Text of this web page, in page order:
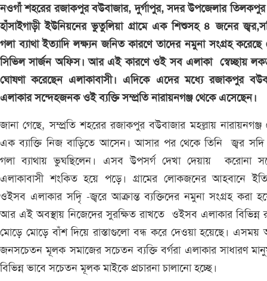
নওগাঁ শহরের রজাকপুর বউবাজার, দুর্গাপুর, সদর উপজেলার
হাঁসাইগাড়ী ইউনিয়নের ভুতুলিয়া গ্রামে এক শিশুসহ ৪ জনের
গলা ব্যাথা ইত্যাদি লক্ষ্যন জনিত কারণে তাদের নমুনা সংগ্রহ করেছে
সিভিল সার্জন অফিস। আর এই কারণে ওই সব এলাকা স্বেচ্ছায়
ঘোষণা করেছেন এলাকাবাসী। এদিকে এদের মধ্যে রজাকপুর
এলাকার সন্দেহজনক ওই ব্যক্তি সম্প্রতি নারায়নগঞ্জ থেকে এসেছেন।
জানা গেছে, সম্প্রতি শহরের রজাকপুর বউবাজার মহল্লায় নারায়নগঞ্জ
এক ব্যাক্তি নিজ বাড়িতে আসেন। আসার পর থেকে তিনি জ্বর
গলা ব্যাথায় ভুঘছিলেন। এসব উপসর্গ দেখা দেয়ায় করোনা
এলাকাবাসী শংকিত হয়ে পড়ে। গ্রামের লোকজনের আহবানে
ওইসব এলাকার সদিৃ -জ্বরে আক্রান্ত ব্যক্তিদের নমুনা সংগ্রহ করা
আর এই অবস্থায় নিজেদের সুরক্ষিত রাখতে ওইসব এলাকার বিভিন্ন
মোড়ে মোড়ে বাঁশ দিয়ে রাস্তাগুলো বন্ধ করে দেওয়া হয়েছে।
জনসচেতন মূলক সমাজের সচেতন ব্যক্তি বর্গরা এলাকার সাধারণ
বিভিন্ন ভাবে সচেতন মূলক মাইকে প্রচারনা চালানো হচ্ছে।